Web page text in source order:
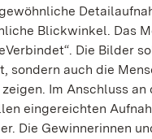
Blickwinkel. Das
Die Bilder
sondern auch die
Im Anschluss
eingereichten
Die Gewinnerinnen